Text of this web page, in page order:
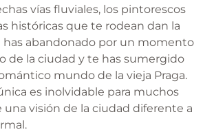
vías fluviales, los pintorescos
históricas que te rodean dan la
abandonado por un momento
de la ciudad y te has sumergido
mundo de la vieja Praga.
es inolvidable para muchos
una visión de la ciudad diferente a